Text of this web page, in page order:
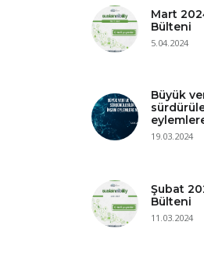
Mart
Bülteni
5.04.2024
Büyük
19.03.2024
Şubat
Bülteni
11.03.2024